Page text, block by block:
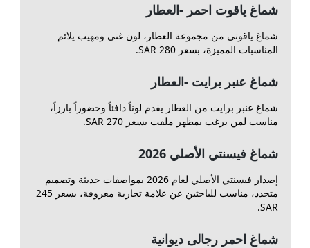
شماغ ياقوت احمر -العطار
شماغ ياقوتي من مجموعة العطار، لون غني ومهيب يلائم
المناسبات المميزة، بسعر 280 SAR.
شماغ عنبر برايت -العطار
شماغ عنبر برايت من العطار يقدم لوناً دافئاً وحضوراً بارزاً،
مناسب لمن يرغب بمظهر ملفت بسعر 270 SAR.
شماغ فيسنتي الأصلي 2026
إصدار فيسنتي الأصلي لعام 2026 بمواصفات حديثة وتصميم
متجدد، مناسب للباحثين عن علامة تجارية معروفة، بسعر 245
SAR.
شماغ احمر رجالى ديوانية